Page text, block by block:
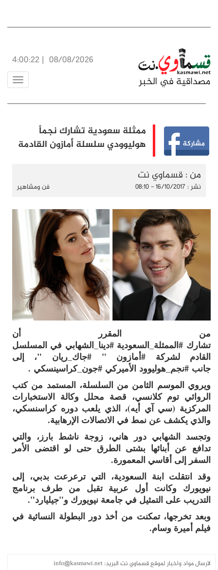
08/08/2026
|
4:00:23
Toggle
ممثلة سعودية تشارك نجماً
هوليوودي سلسلة أمازون القادمة
من : قسماوي نت
نشر : 16/10/2017 - 08:10 فن ومشاهير
من المقرر أن
تشارك #الممثلة_السعودية #دينا_الشهابيفي المسلسل
القادم لشركة
#أمازون" #جاك_ريان"، إلى
جانب #نجم_هوليوودالأميركي #جون_كراسينسكي.
ويروي الموسم الثامن من السلسلة، المستمد من كتب
الروائي توم كلانسي، قصة محلل وكالة الاستخبارات
المركزية (سي آي أيه)، الذي يلعب دوره كراسنسكي،
والذي يكشف عن نمط في الاتصالات الإرهابية.
وتجسد الشهابي دور هاني، زوجة ناشط بارز، والتي
تدافع عن أبنائها بشتى الطرق حتى لو اقتضى الأمر
السفر إلى أقاسي المعمورة.
وقد انتقلت ابنة السعودية، التي ترعرعت بدبي، إلى
نيويورك وكانت أول عربية تقبل من طرف برنامج
التدريب على التمثيل في جامعة نيويورك و"جيليارد".
وبعد تخرجها، تمكنت من أخذ دور البطولة النسائية في
فيلم أميرة وسام.
لارسال مواد واخبار لموقع قسماوي نت البريد:info@kasmawi.net